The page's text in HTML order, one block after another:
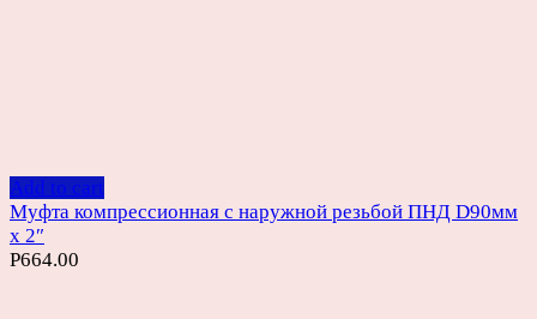
Add to cart
Муфта компрессионная с наружной резьбой ПНД D90мм
х 2″
Р664.00